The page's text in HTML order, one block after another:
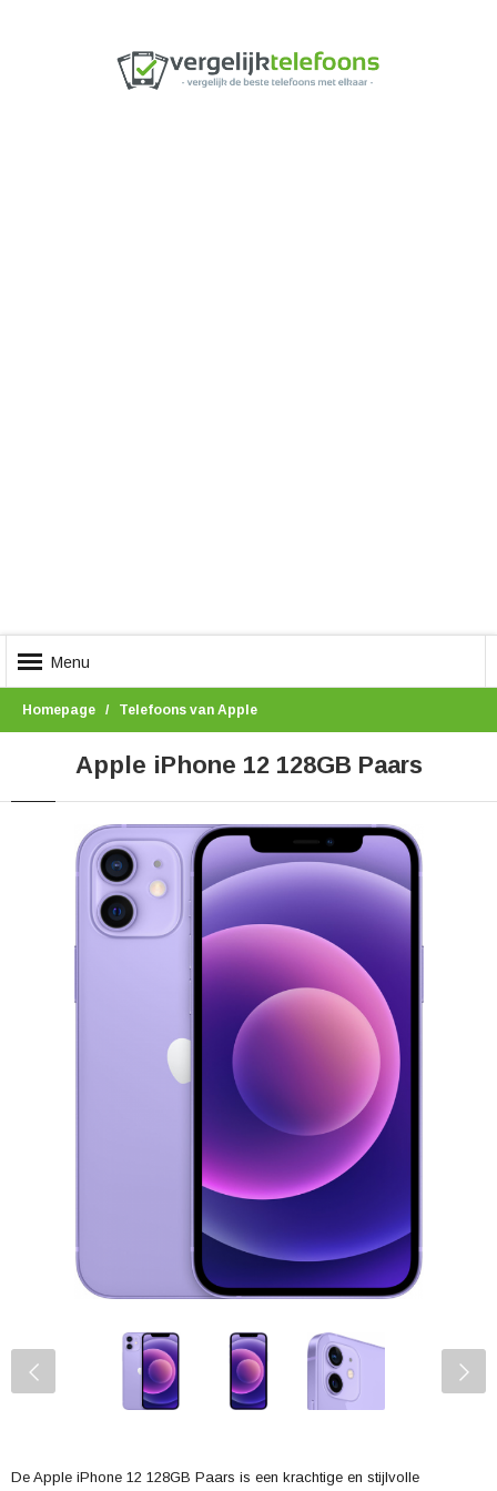
Menu
Homepage Telefoons van Apple
Apple iPhone 12 128GB Paars
De Apple iPhone 12 128GB Paars is een krachtige en stijlvolle